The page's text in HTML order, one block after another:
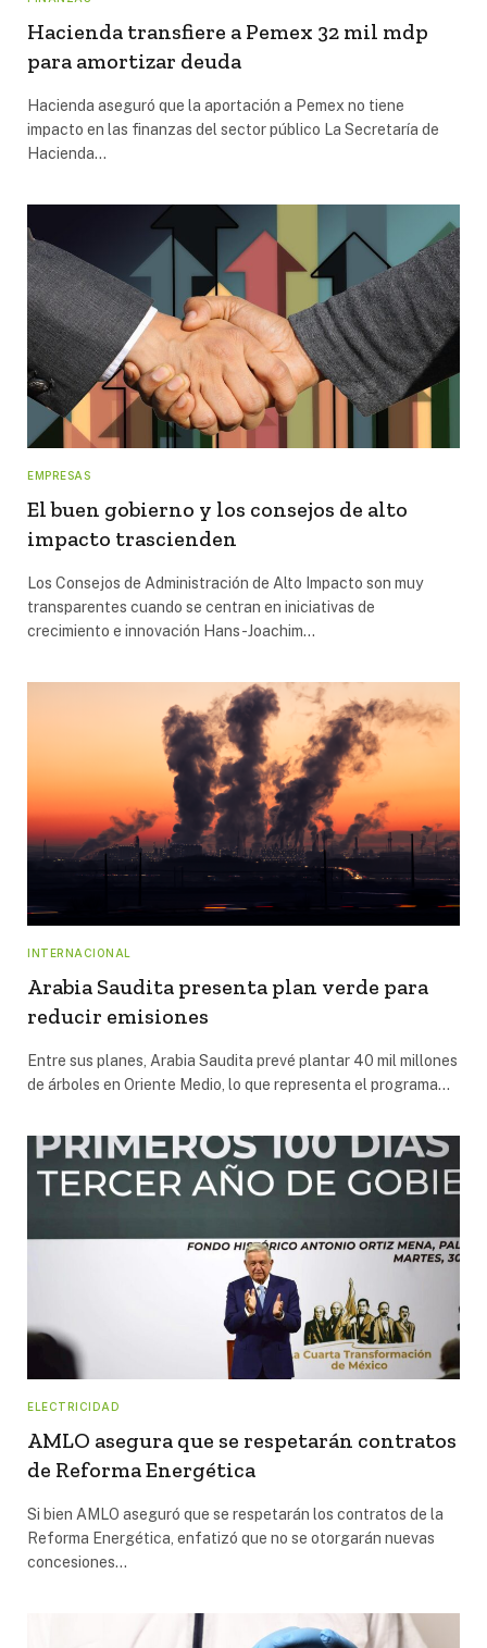
Hacienda transfiere a Pemex 32 mil mdp
para amortizar deuda
Hacienda aseguró que la aportación a Pemex no tiene
impacto en las finanzas del sector público La Secretaría de
Hacienda…
EMPRESAS
El buen gobierno y los consejos de alto
impacto trascienden
Los Consejos de Administración de Alto Impacto son muy
transparentes cuando se centran en iniciativas de
crecimiento e innovación Hans-Joachim…
INTERNACIONAL
Arabia Saudita presenta plan verde para
reducir emisiones
Entre sus planes, Arabia Saudita prevé plantar 40 mil millones
de árboles en Oriente Medio, lo que representa el programa…
ELECTRICIDAD
AMLO asegura que se respetarán contratos
de Reforma Energética
Si bien AMLO aseguró que se respetarán los contratos de la
Reforma Energética, enfatizó que no se otorgarán nuevas
concesiones…